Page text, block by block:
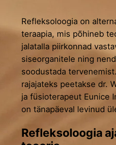
Refleksoloogia on
teraapia, mis põhineb
jalatalla piirkonnad
siseorganitele ning
soodustada
rajajateks peetakse dr.
ja füsioterapeut Eunice
on tänapäeval levinud
Refleksoloogia